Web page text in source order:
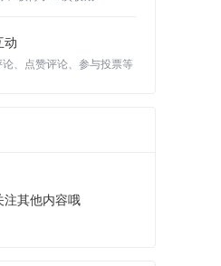
动
、点赞评论、参与投票等
注其他内容哦